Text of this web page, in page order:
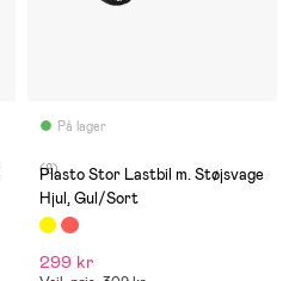
På lager
(8)
Plasto Stor Lastbil m. Støjsvage
Hjul, Gul/Sort
299 kr